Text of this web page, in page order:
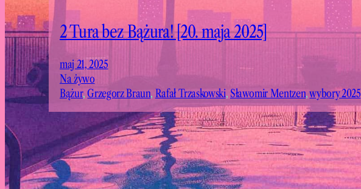
2 Tura bez Bążura! [20. maja 2025]
maj 21, 2025
Na żywo
Bążur, Grzegorz Braun, Rafał Trzaskowski, Sławomir Mentzen, wybory 2025